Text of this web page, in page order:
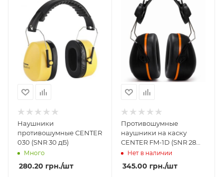
Наушники
противошумные CENTER
030 (SNR 30 дБ)
Много
280.20 грн./шт
Противошумные
наушники на каску
CENTER FM-1D (SNR 28
дБ)Нет в наличии
345.00 грн./шт